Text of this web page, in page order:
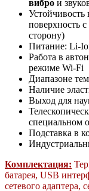
вибро и
поверхность
сторону)
Питание: Li-
Работа в
режиме Wi-Fi
Диапазоне
Наличие
Выход для
специальном
Подставка в
Комплектация:
батарея, USB
сетевого адаптера,